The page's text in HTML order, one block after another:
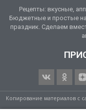
Рецепты: вкусные,
Бюджетные и простые
праздник. Сделаем
Копирование материалов с